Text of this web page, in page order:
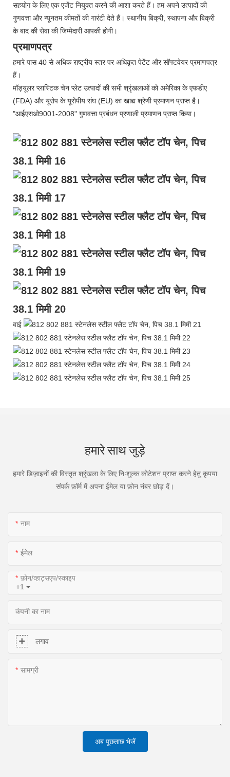
सहयोग के लिए एक एजेंट नियुक्त करने की आशा करते हैं। हम अपने उत्पादों की
गुणवत्ता और न्यूनतम कीमतों की गारंटी देते हैं। स्थानीय बिक्री, स्थापना और बिक्री
के बाद की सेवा की जिम्मेदारी आपकी होगी।
प्रमाणपत्र
हमारे पास 40 से अधिक राष्ट्रीय स्तर पर अधिकृत पेटेंट और सॉफ्टवेयर प्रमाणपत्र
हैं।
मॉड्यूलर प्लास्टिक चेन प्लेट उत्पादों की सभी श्रृंखलाओं को अमेरिका के एफडीए
(FDA) और यूरोप के यूरोपीय संघ (EU) का खाद्य श्रेणी प्रमाणन प्राप्त है।
"आईएसओ9001-2008" गुणवत्ता प्रबंधन प्रणाली प्रमाणन प्राप्त किया।
वाई
हमारे साथ जुड़े
हमारे डिज़ाइनों की विस्तृत श्रृंखला के लिए निःशुल्क कोटेशन प्राप्त करने हेतु कृपया
संपर्क फ़ॉर्म में अपना ईमेल या फ़ोन नंबर छोड़ दें।
नाम
ईमेल
+1
फ़ोन/व्हाट्सएप/स्काइप
कंपनी का नाम
लगाव
सामग्री
अब पूछताछ भेजें